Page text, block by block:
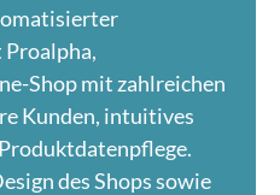
Shop mit zahlreichen
Kunden, intuitives
des Shops sowie